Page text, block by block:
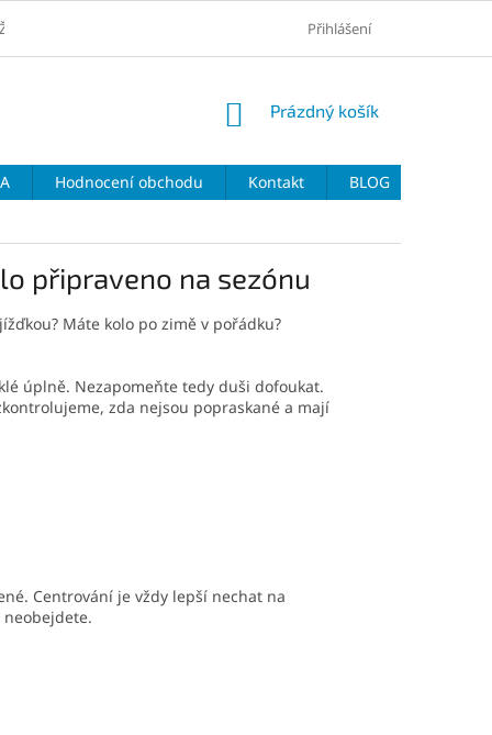
CENY VELIKOSTNÍ TABULKY
Přihlášení
NÁKUPNÍ
Prázdný košík
Hodnocení obchodu Kontakt BLOG
připraveno na sezónu
Máte kolo po zimě v pořádku?
úplně. Nezapomeňte tedy duši dofoukat.
zda nejsou popraskané a mají
Centrování je vždy lepší nechat na